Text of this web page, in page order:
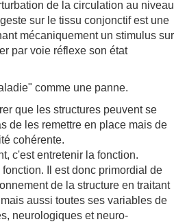
de la circulation au niveau
sur le tissu conjonctif est une
mécaniquement un stimulus sur
par voie réflexe son état
comme une panne.
que les structures peuvent se
de les remettre en place mais de
cohérente.
c'est entretenir la fonction.
Il est donc primordial de
de la structure en traitant
aussi toutes ses variables de
neurologiques et neuro-